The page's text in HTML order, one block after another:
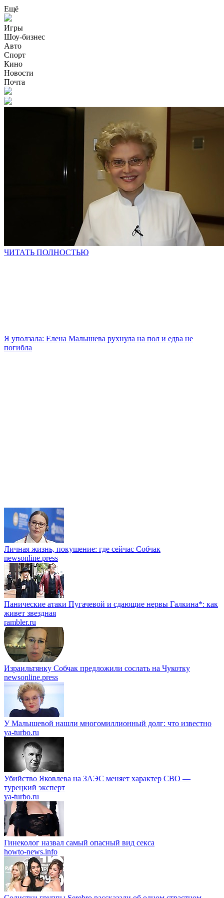
Ещё
Игры
Шоу-бизнес
Авто
Спорт
Кино
Новости
Почта
ЧИТАТЬ ПОЛНОСТЬЮ
Я уползала: Елена Малышева рухнула на пол и едва не
погибла
Личная жизнь, покушение: где сейчас Собчак
newsonline.press
Панические атаки Пугачевой и сдающие нервы Галкина*: как
живет звездная
rambler.ru
Израильтянку Собчак предложили сослать на Чукотку
newsonline.press
У Малышевой нашли многомиллионный долг: что известно
ya-turbo.ru
Убийство Яковлева на ЗАЭС меняет характер СВО —
турецкий эксперт
ya-turbo.ru
Гинеколог назвал самый опасный вид секса
howto-news.info